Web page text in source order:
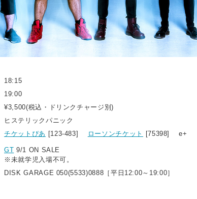
18:15
19:00
¥3,500(税込・ドリンクチャージ別)
ヒステリックパニック
チケットぴあ [123-483] ローソンチケット [75398] e+
GT 9/1 ON SALE
※未就学児入場不可。
DISK GARAGE 050(5533)0888［平日12:00～19:00］